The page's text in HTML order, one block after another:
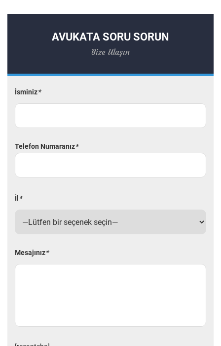
AVUKATA SORU SORUN
Bize Ulaşın
İsminiz*
Telefon Numaranız*
İl *
Mesajınız*